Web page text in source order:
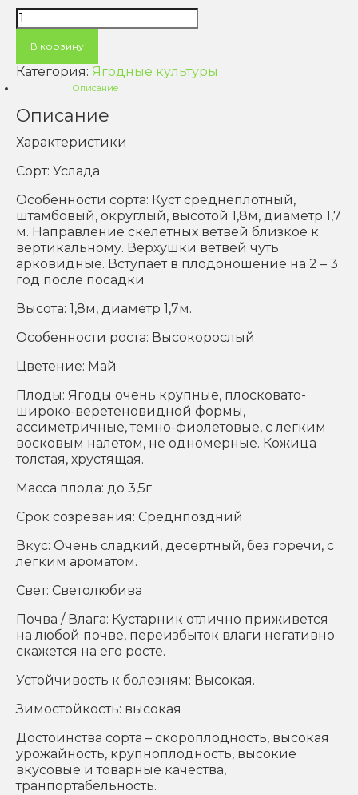
Количество
товара
Жимолость
"Услада",
30-
м
В корзину
Категория: Ягодные культуры
Описание
Описание
Характеристики
Сорт: Услада
Особенности сорта: Куст среднеплотный,
штамбовый, округлый, высотой 1,8м, диаметр 1,7
м. Направление скелетных ветвей близкое к
вертикальному. Верхушки ветвей чуть
арковидные. Вступает в плодоношение на 2 – 3
год после посадки
Высота: 1,8м, диаметр 1,7м.
Особенности роста: Высокорослый
Цветение: Май
Плоды: Ягоды очень крупные, плосковато-
широко-веретеновидной формы,
ассиметричные, темно-фиолетовые, с легким
восковым налетом, не одномерные. Кожица
толстая, хрустящая.
Масса плода: до 3,5г.
Срок созревания: Среднпоздний
Вкус: Очень сладкий, десертный, без горечи, с
легким ароматом.
Свет: Светолюбива
Почва / Влага: Кустарник отлично приживется
на любой почве, переизбыток влаги негативно
скажется на его росте.
Устойчивость к болезням: Высокая.
Зимостойкость: высокая
Достоинства сорта – скороплодность, высокая
урожайность, крупноплодность, высокие
вкусовые и товарные качества,
транпортабельность.